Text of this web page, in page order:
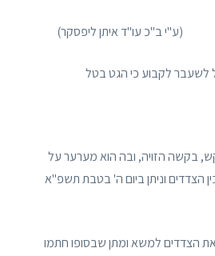
ב"כ עו"ד איתן ליפסקר)
לשעבר לקבוע כי הגט בטל
בקשה הזויה, ובה הוא מערער על
הצדדים וניתן ביום ה' בטבת תשפ"א
את הצדדים למשא ומתן שבסופו חתמו